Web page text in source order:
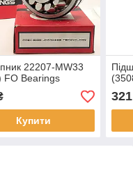
22207-MW33
FO Bearings
Купити
321